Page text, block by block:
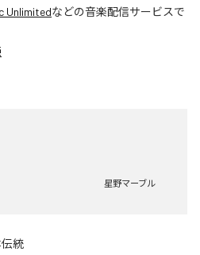
Unlimitedなどの音楽配信サービスで
星野マーブル
統